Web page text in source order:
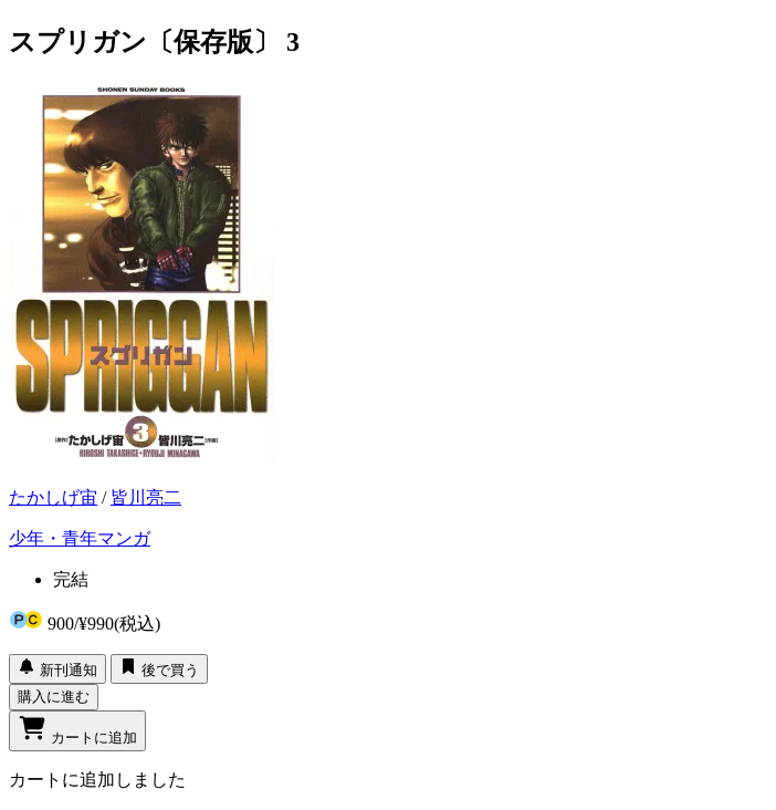
スプリガン〔保存版〕 3
たかしげ宙 / 皆川亮二
少年・青年マンガ
完結
900/¥990(税込)
新刊通知
後で買う
購入に進む
カートに追加
カートに追加しました